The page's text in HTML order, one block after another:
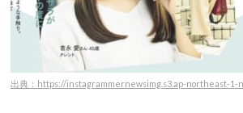
出典：https://instagrammernewsimg.s3.ap-northeast-1-